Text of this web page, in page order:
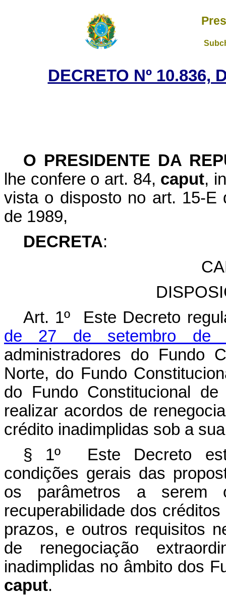
DECRETO Nº 10.836,
O PRESIDENTE DA
lhe confere o art. 84, caput,
vista o disposto no art. 15-E
de 1989,
DECRETA:
Art. 1º Este Decreto
de 27 de setembro de
administradores do Fundo
Norte, do Fundo
do Fundo Constitucional
realizar acordos de
crédito inadimplidas sob a
§ 1º Este Decreto
condições gerais das
os parâmetros a serem
recuperabilidade dos
prazos, e outros requisitos
de renegociação
inadimplidas no âmbito dos
caput.